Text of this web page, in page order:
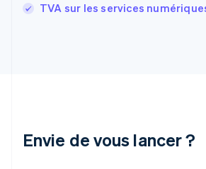
TVA sur les services
Envie de vous lancer ?
Hongrie
日本語 English